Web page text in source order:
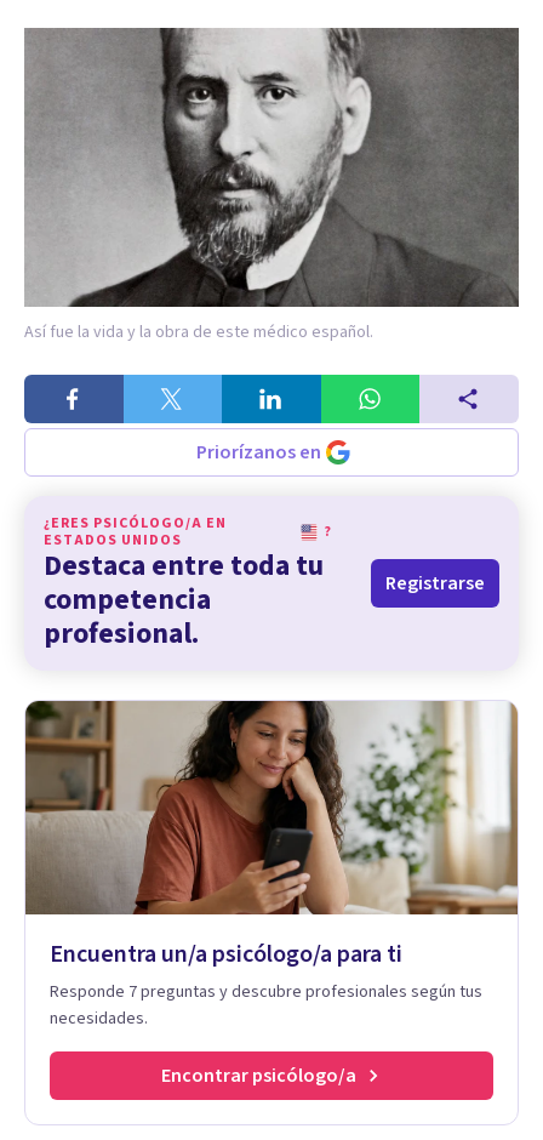
Así fue la vida y la obra de este médico español.
Priorízanos en
¿ERES PSICÓLOGO/A EN
ESTADOS UNIDOS
?
Destaca entre toda tu
competencia
profesional.
Registrarse
Encuentra un/a psicólogo/a para ti
Responde 7 preguntas y descubre profesionales según tus
necesidades.
Encontrar psicólogo/a